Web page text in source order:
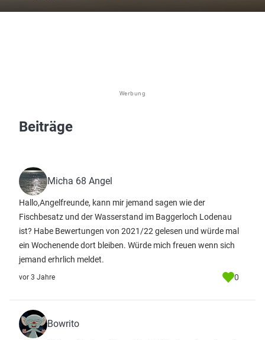
Werbung
Beiträge
Micha 68 Angel
Hallo,Angelfreunde, kann mir jemand sagen wie der
Fischbesatz und der Wasserstand im Baggerloch Lodenau
ist? Habe Bewertungen von 2021/22 gelesen und würde mal
ein Wochenende dort bleiben. Würde mich freuen wenn sich
jemand erhrlich meldet.
vor 3 Jahre 0
Bowrito